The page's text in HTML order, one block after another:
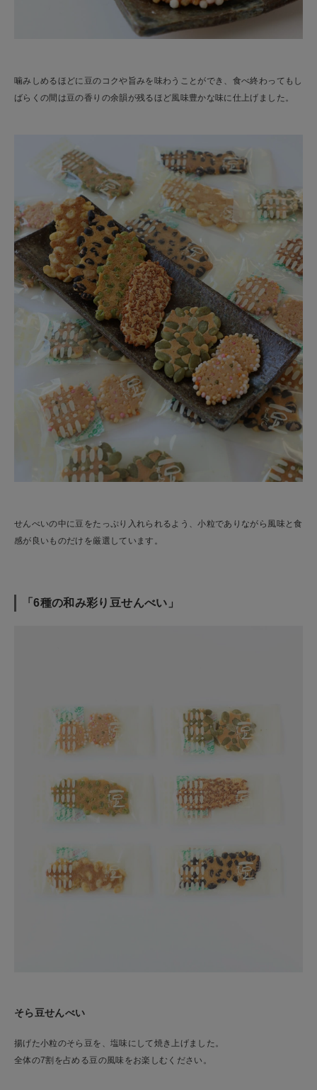
噛みしめるほどに豆のコクや旨みを味わうことができ、食べ終わってもし
ばらくの間は豆の香りの余韻が残るほど風味豊かな味に仕上げました。
せんべいの中に豆をたっぷり入れられるよう、小粒でありながら風味と食
感が良いものだけを厳選しています。
「6種の和み彩り豆せんべい」
そら豆せんべい
揚げた小粒のそら豆を、塩味にして焼き上げました。
全体の7割を占める豆の風味をお楽しむください。